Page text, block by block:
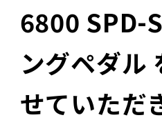
6800 SPD-
ングペダル
せていただ